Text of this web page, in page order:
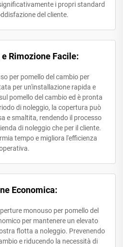
i propri standard
del cliente.
Rimozione Facile:
per pomello del cambio per
per un'installazione rapida e
pomello del cambio ed è pronta
di noleggio, la copertura può
e smaltita, rendendo il processo
di noleggio che per il cliente.
tempo e migliora l'efficienza
Economica:
monouso per pomello del
per mantenere un elevato
flotta a noleggio. Prevenendo
e riducendo la necessità di